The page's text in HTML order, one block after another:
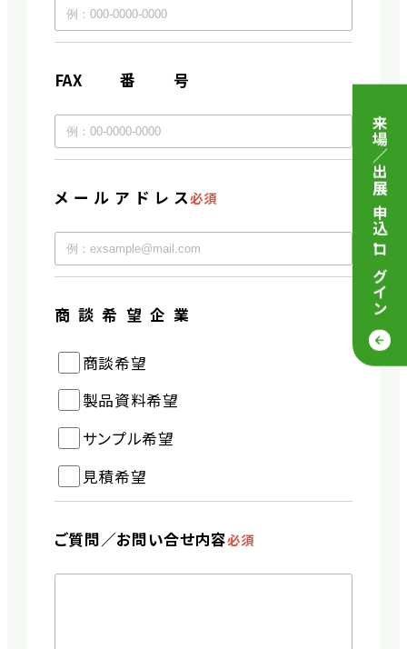
来場／出展 申込
・
ログイン
FAX番号
メールアドレス必須
商談希望企業
商談希望
製品資料希望
サンプル希望
見積希望
ご質問／お問い合せ内容必須